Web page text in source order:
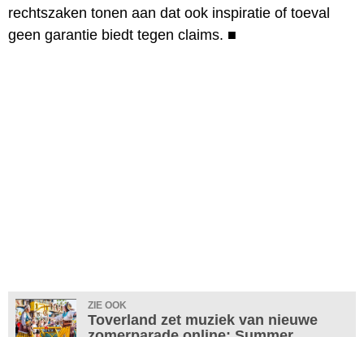
rechtszaken tonen aan dat ook inspiratie of toeval
geen garantie biedt tegen claims. ■
ZIE OOK
Toverland zet muziek van nieuwe